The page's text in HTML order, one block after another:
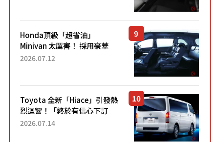
Honda頂級「超省油」
Minivan 太厲害！ 採用豪華
「真皮座椅」與專屬「黑色內
「三...
2026.07.12
Toyota 全新「Hiace」引發熱
烈迴響！「終於有信心下訂
了！」「哪個等級交車最
2026.07.14